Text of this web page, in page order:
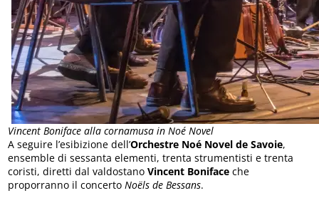
Vincent Boniface alla cornamusa in Noé Novel
A seguire l’esibizione dell’Orchestre Noé Novel de Savoie,
ensemble di sessanta elementi, trenta strumentisti e trenta
coristi, diretti dal valdostanoVincent Boniface che
proporranno il concertoNoëls de Bessans.